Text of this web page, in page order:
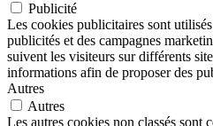
Publicité
Les cookies publicitaires sont
publicités et des campagnes
suivent les visiteurs sur différents
informations afin de proposer des
Autres
Autres
Les autres cookies non classés sont